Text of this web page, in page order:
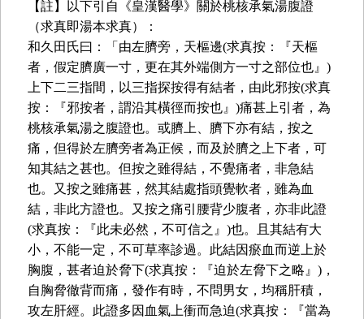
【註】以下引自《皇漢醫學》關於桃核承氣湯腹證
（求真即湯本求真）：
和久田氏曰：「由左臍旁，天樞邊(求真按：『天樞
者，假定臍廣一寸，更在其外端側方一寸之部位也』)
上下二三指間，以三指探按得有結者，由此邪按(求真
按：『邪按者，謂沿其橫徑而按也』)痛甚上引者，為
桃核承氣湯之腹證也。或臍上、臍下亦有結，按之
痛，但得於左臍旁者為正候，而及於臍之上下者，可
知其結之甚也。但按之雖得結，不覺痛者，非急結
也。又按之雖痛甚，然其結處指頭覺軟者，雖為血
結，非此方證也。又按之痛引腰背少腹者，亦非此證
(求真按：『此未必然，不可信之』)也。且其結有大
小，不能一定，不可草率診過。此結因瘀血而逆上於
胸腹，甚者迫於脅下(求真按：『迫於左脅下之略』)，
自胸脅徹背而痛，發作有時，不問男女，均稱肝積，
攻左肝經。此證多因血氣上衝而急迫(求真按：『當為